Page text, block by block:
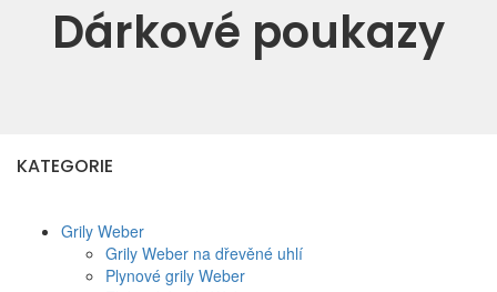
Dárkové poukazy
KATEGORIE
Grily Weber
Grily Weber na dřevěné uhlí
Plynové grily Weber